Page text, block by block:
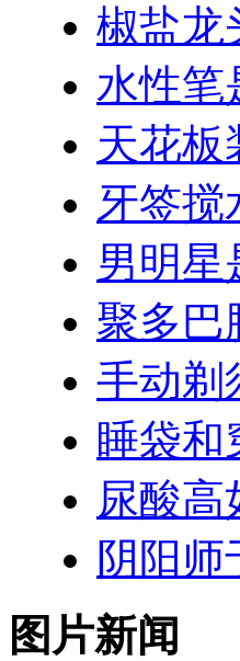
椒盐龙
水性笔
天花板
牙签搅
男明星
聚多巴
手动剃
睡袋和
尿酸高
阴阳师
图片新闻